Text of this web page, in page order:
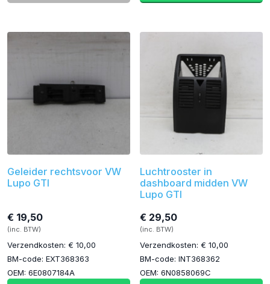
Geleider rechtsvoor VW
Lupo GTI
€ 19,50
(inc. BTW)
Verzendkosten: € 10,00
BM-code: EXT368363
OEM: 6E0807184A
Luchtrooster in
dashboard midden VW
Lupo GTI
€ 29,50
(inc. BTW)
Verzendkosten: € 10,00
BM-code: INT368362
OEM: 6N0858069C